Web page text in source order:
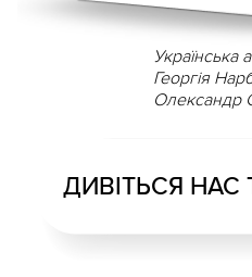
Українська
Георгія
Олександр
ДИВІТЬСЯ НАС